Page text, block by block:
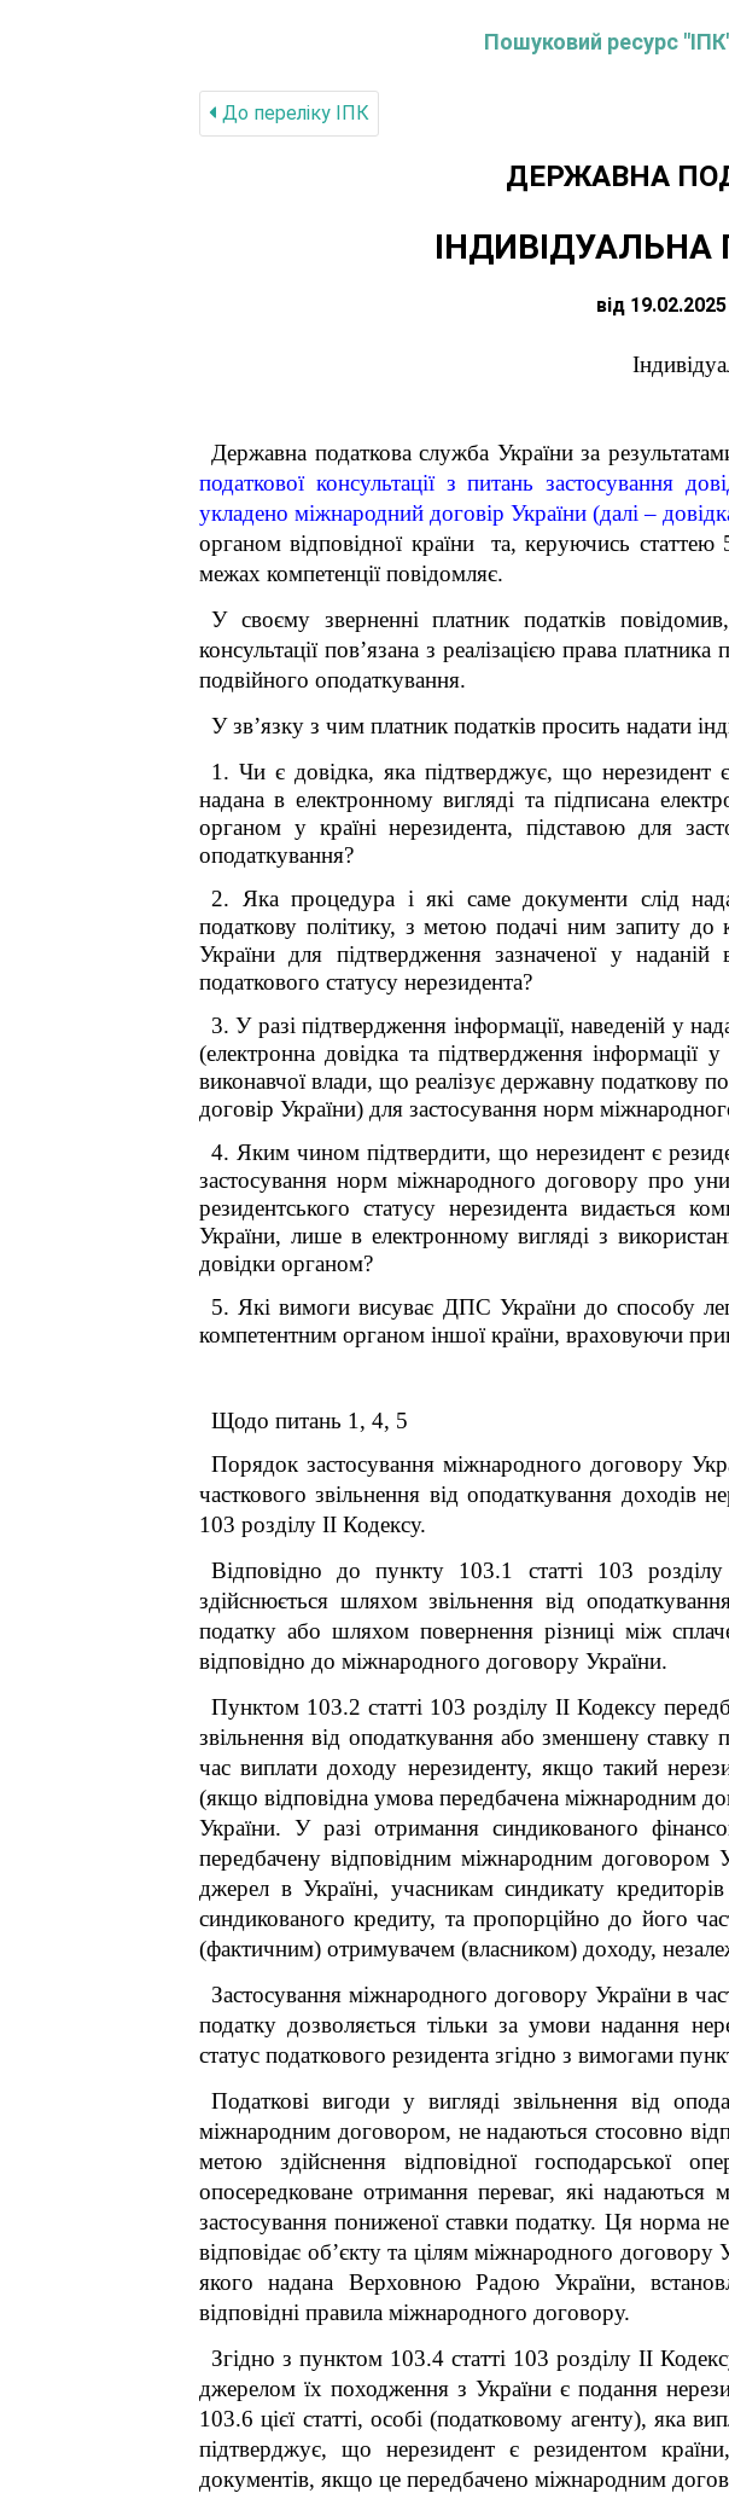
Пошуковий ресурс
До переліку IПК
ДЕРЖАВНА
від
Державна податкова служба України за
податкової консультації з питань застосування
укладено міжнародний договір України (далі –
органом відповідної країни та, керуючись
межах компетенції повідомляє.
У своєму зверненні платник податків
консультації пов’язана з реалізацією права
подвійного оподаткування.
У зв’язку з чим платник податків просить надати
1. Чи є довідка, яка підтверджує, що нерезидент
надана в електронному вигляді та підписана
органом у країні нерезидента, підставою для
оподаткування?
2. Яка процедура і які саме документи слід
податкову політику, з метою подачі ним запиту
України для підтвердження зазначеної у
податкового статусу нерезидента?
3. У разі підтвердження інформації, наведеній у
(електронна довідка та підтвердження інформації
виконавчої влади, що реалізує державну податкову
договір України) для застосування норм
4. Яким чином підтвердити, що нерезидент є
застосування норм міжнародного договору про
резидентського статусу нерезидента видається
України, лише в електронному вигляді з
довідки органом?
5. Які вимоги висуває ДПС України до способу
компетентним органом іншої країни, враховуючи
Щодо питань 1, 4, 5
Порядок застосування міжнародного договору
часткового звільнення від оподаткування доходів
103 розділу II Кодексу.
Відповідно до пункту 103.1 статті 103
здійснюється шляхом звільнення від
податку або шляхом повернення різниці між
відповідно до міжнародного договору України.
Пунктом 103.2 статті 103 розділу II Кодексу
звільнення від оподаткування або зменшену
час виплати доходу нерезиденту, якщо такий
(якщо відповідна умова передбачена міжнародним
України. У разі отримання синдикованого
передбачену відповідним міжнародним договором
джерел в Україні, учасникам синдикату
синдикованого кредиту, та пропорційно до його
(фактичним) отримувачем (власником) доходу,
Застосування міжнародного договору України в
податку дозволяється тільки за умови надання
статус податкового резидента згідно з вимогами
Податкові вигоди у вигляді звільнення від
міжнародним договором, не надаються стосовно
метою здійснення відповідної господарської
опосередковане отримання переваг, які
застосування пониженої ставки податку. Ця норма
відповідає об’єкту та цілям міжнародного
якого надана Верховною Радою України,
відповідні правила міжнародного договору.
Згідно з пунктом 103.4 статті 103 розділу II
джерелом їх походження з України є подання
103.6 цієї статті, особі (податковому агенту), яка
підтверджує, що нерезидент є резидентом
документів, якщо це передбачено міжнародним